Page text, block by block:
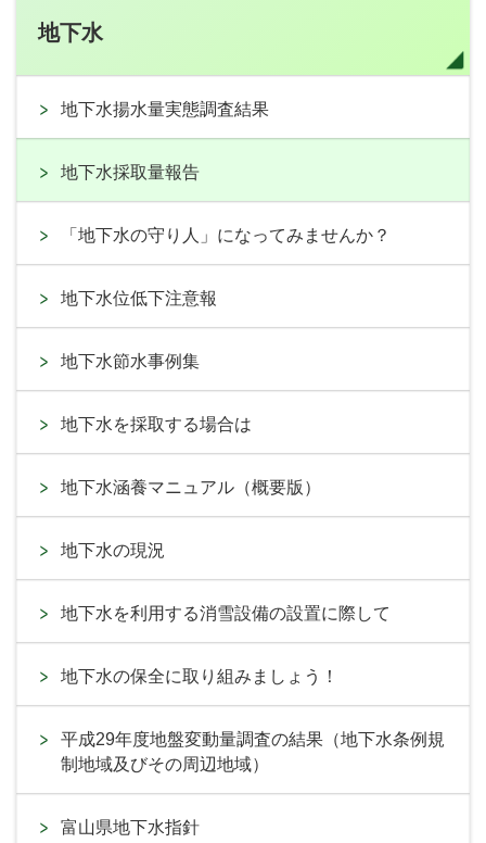
地下水
地下水揚水量実態調査結果
地下水採取量報告
「地下水の守り人」になってみませんか？
地下水位低下注意報
地下水節水事例集
地下水を採取する場合は
地下水涵養マニュアル（概要版）
地下水の現況
地下水を利用する消雪設備の設置に際して
地下水の保全に取り組みましょう！
平成29年度地盤変動量調査の結果（地下水条例規
制地域及びその周辺地域）
富山県地下水指針